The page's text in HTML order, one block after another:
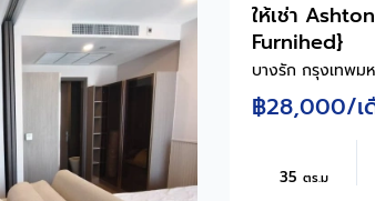
ให้เช่า
Furnihed}
บางรัก กรุงเทพม
฿28,000/เ
35ตร.ม